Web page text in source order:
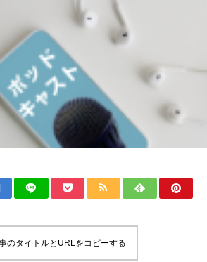
のタイトルとURLをコピーする